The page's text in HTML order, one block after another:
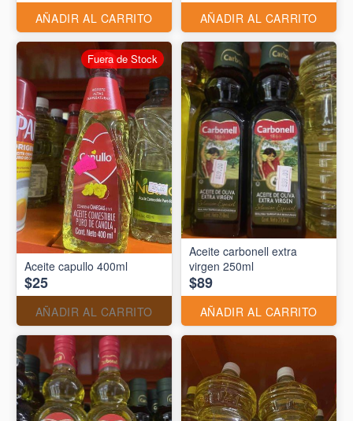
AÑADIR AL CARRITO AÑADIR AL CARRITO
Aceite capullo 400ml
$25
AÑADIR AL CARRITO
Fuera de Stock
Aceite carbonell extra
virgen 250ml
$89
AÑADIR AL CARRITO